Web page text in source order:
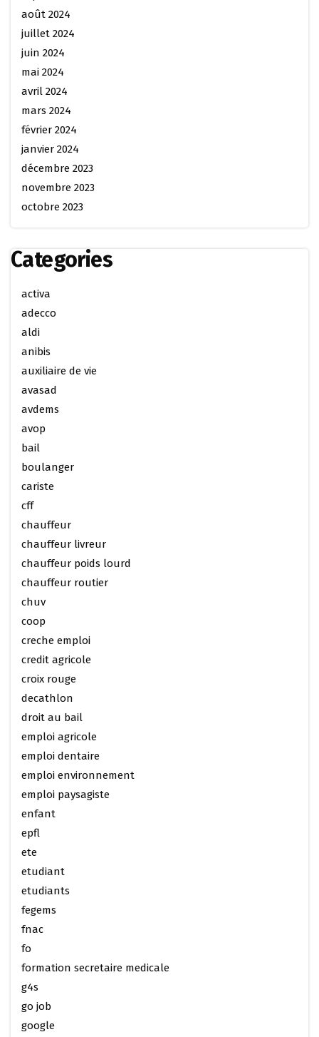
août 2024
juillet 2024
juin 2024
mai 2024
avril 2024
mars 2024
février 2024
janvier 2024
décembre 2023
novembre 2023
octobre 2023
Categories
activa
adecco
aldi
anibis
auxiliaire de vie
avasad
avdems
avop
bail
boulanger
cariste
cff
chauffeur
chauffeur livreur
chauffeur poids lourd
chauffeur routier
chuv
coop
creche emploi
credit agricole
croix rouge
decathlon
droit au bail
emploi agricole
emploi dentaire
emploi environnement
emploi paysagiste
enfant
epfl
ete
etudiant
etudiants
fegems
fnac
fo
formation secretaire medicale
g4s
go job
google